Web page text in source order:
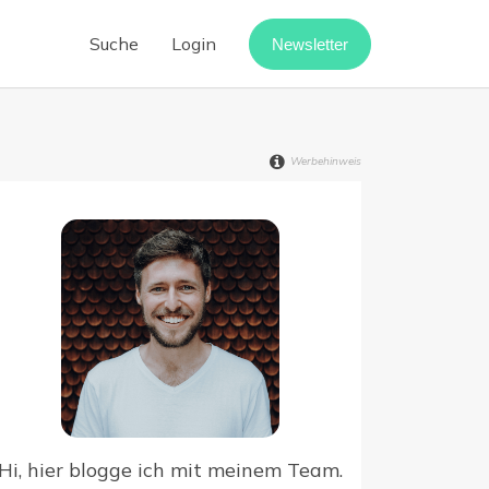
Suche Login Newsletter
Call-Center-Software
Webinar-Software
Digitaler Rechnungseingang
Werbehinweis
Hi, hier blogge ich mit meinem Team.